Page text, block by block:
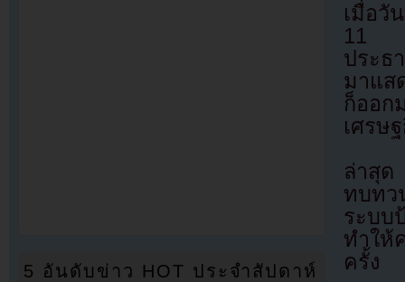
เมื่อวั
11 เ
ประธ
มาแส
ก็ออก
เศรษ
ล่าสุ
ทบทว
ระบบ
ทำให้
ครั้ง
5 อันดับข่าว HOT ประจำสัปดาห์